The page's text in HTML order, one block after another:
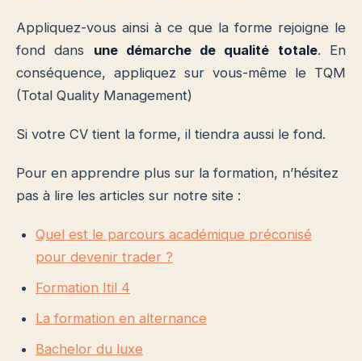
Appliquez-vous ainsi à ce que la forme rejoigne le
fond dans une démarche de qualité totale. En
conséquence, appliquez sur vous-même le TQM
(Total Quality Management)
Si votre CV tient la forme, il tiendra aussi le fond.
Pour en apprendre plus sur la formation, n’hésitez
pas à lire les articles sur notre site :
Quel est le parcours académique préconisé
pour devenir trader ?
Formation Itil 4
La formation en alternance
Bachelor du luxe